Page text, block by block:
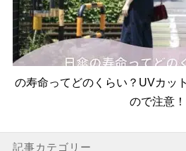
の寿命ってどのくらい？UVカッ
ので注意！
記事カテゴリー